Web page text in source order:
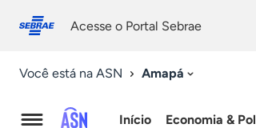
conosco
Acesse o Portal Sebrae
Você está na ASN Amapá
Início Economia &